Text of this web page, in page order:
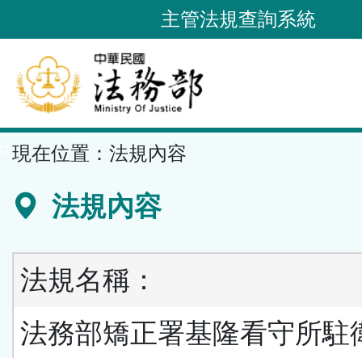
到
要
內
容
區
主管法規查詢系統
現在位置： 法規內容
法規內容
法規名稱：
法務部矯正署基隆看守所駐